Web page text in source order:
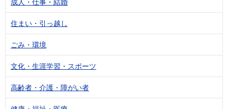
住まい・引っ越し
ごみ・環境
文化・生涯学習・スポーツ
高齢者・介護・障がい者